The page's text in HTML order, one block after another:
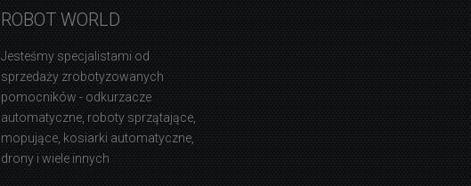
ROBOT WORLD
Jesteśmy specjalistami od
sprzedaży zrobotyzowanych
pomocników - odkurzacze
automatyczne, roboty sprzątające,
mopujące, kosiarki automatyczne,
drony i wiele innych